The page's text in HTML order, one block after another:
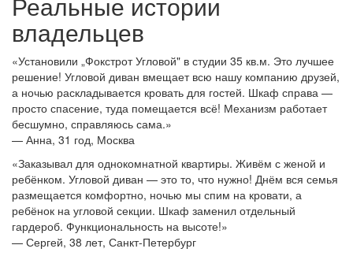
владельцев
«Установили „Фокстрот Угловой" в студии 35 кв.м. Это лучшее
решение! Угловой диван вмещает всю нашу компанию друзей,
а ночью раскладывается кровать для гостей. Шкаф справа —
просто спасение, туда помещается всё! Механизм работает
бесшумно, справляюсь сама.»
— Анна, 31 год, Москва
«Заказывал для однокомнатной квартиры. Живём с женой и
ребёнком. Угловой диван — это то, что нужно! Днём вся семья
размещается комфортно, ночью мы спим на кровати, а
ребёнок на угловой секции. Шкаф заменил отдельный
гардероб. Функциональность на высоте!»
— Сергей, 38 лет, Санкт-Петербург